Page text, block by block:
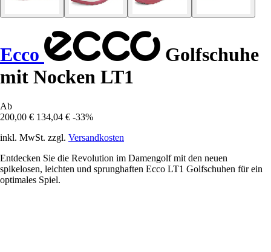
Ecco
Golfschuhe
mit Nocken LT1
Ab
200,00 € 134,04 € -33%
inkl. MwSt. zzgl. Versandkosten
Entdecken Sie die Revolution im Damengolf mit den neuen
spikelosen, leichten und sprunghaften Ecco LT1 Golfschuhen für ein
optimales Spiel.